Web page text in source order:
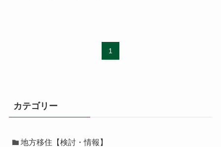
1
カテゴリー
地方移住【検討・情報】